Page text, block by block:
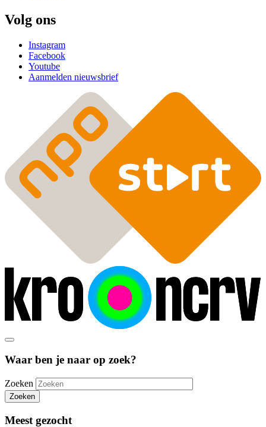
Volg ons
Instagram
Facebook
Youtube
Aanmelden nieuwsbrief
Waar ben je naar op zoek?
Zoeken
Zoeken
Meest gezocht